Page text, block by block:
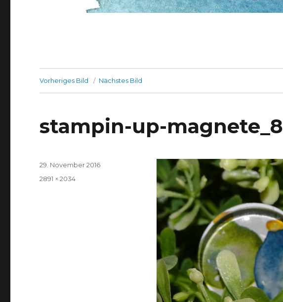
Vorheriges Bild Nächstes Bild
stampin-up-magnete_8
Veröffentlicht
29. November 2016
Volle
2891 × 2034